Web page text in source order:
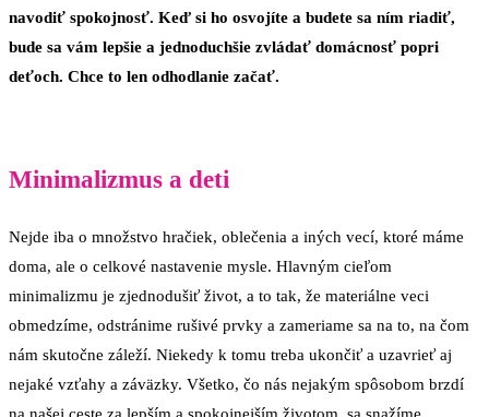
navodiť spokojnosť. Keď si ho osvojíte a budete sa ním riadiť,
bude sa vám lepšie a jednoduchšie zvládať domácnosť popri
deťoch. Chce to len odhodlanie začať.
Minimalizmus a deti
Nejde iba o množstvo hračiek, oblečenia a iných vecí, ktoré máme
doma, ale o celkové nastavenie mysle. Hlavným cieľom
minimalizmu je zjednodušiť život, a to tak, že materiálne veci
obmedzíme, odstránime rušivé prvky a zameriame sa na to, na čom
nám skutočne záleží. Niekedy k tomu treba ukončiť a uzavrieť aj
nejaké vzťahy a záväzky. Všetko, čo nás nejakým spôsobom brzdí
na našej ceste za lepším a spokojnejším životom, sa snažíme